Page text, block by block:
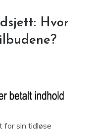
Hvor
for sin tidløse